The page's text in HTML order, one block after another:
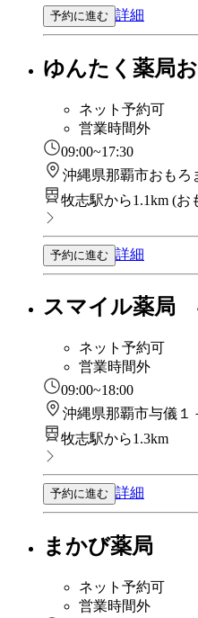
予約に進む 詳細
ゆんたく薬局
ネット予約可
営業時間外
09:00~17:30
沖縄県那覇市おもろ
牧志駅から1.1km (お
予約に進む 詳細
スマイル薬局
ネット予約可
営業時間外
09:00~18:00
沖縄県那覇市与儀１
牧志駅から1.3km
予約に進む 詳細
まかび薬局
ネット予約可
営業時間外